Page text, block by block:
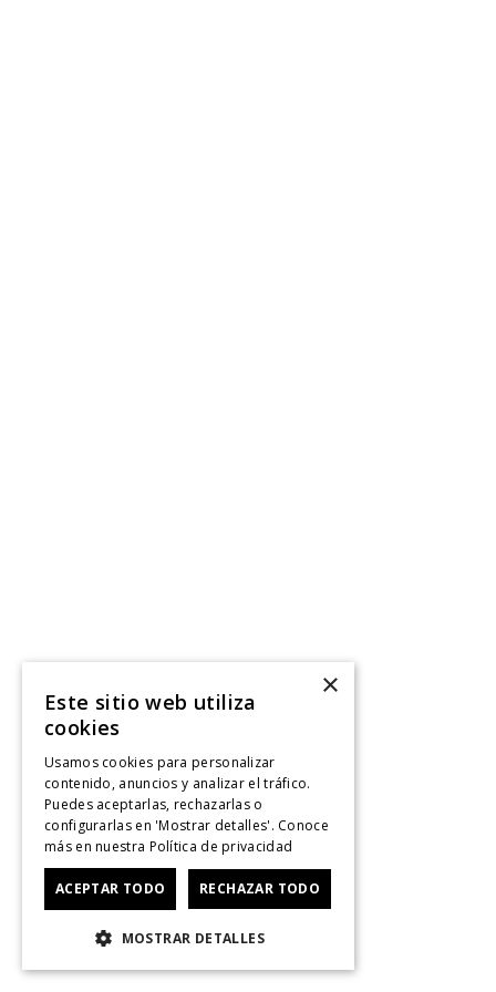
×
Este sitio web utiliza
cookies
Usamos cookies para personalizar
contenido, anuncios y analizar el tráfico.
Puedes aceptarlas, rechazarlas o
configurarlas en 'Mostrar detalles'. Conoce
más en nuestra Política de privacidad
ACEPTAR TODO RECHAZAR TODO
MOSTRAR DETALLES